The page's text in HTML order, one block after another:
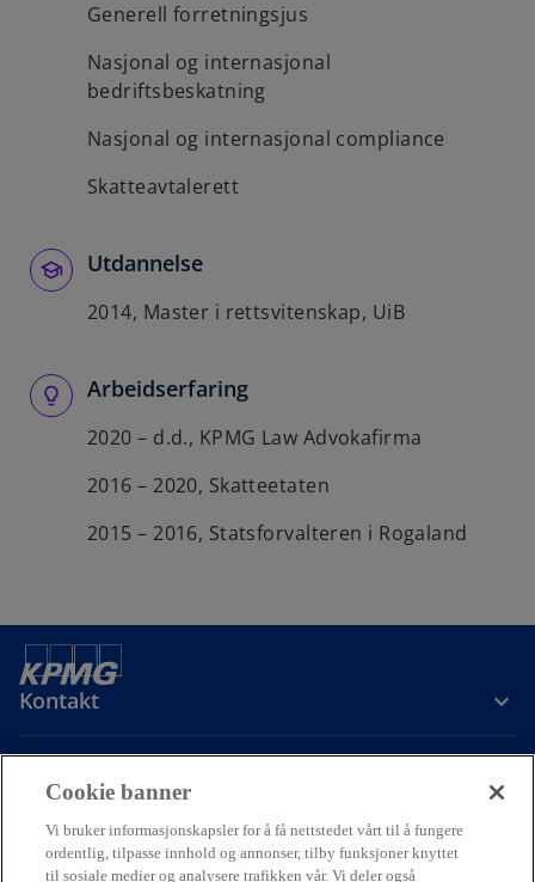
Generell forretningsjus
Nasjonal og internasjonal
bedriftsbeskatning
Nasjonal og internasjonal compliance
Skatteavtalerett
Utdannelse
2014, Master i rettsvitenskap, UiB
Arbeidserfaring
2020 – d.d., KPMG Law Advokafirma
2016 – 2020, Skatteetaten
2015 – 2016, Statsforvalteren i Rogaland
Kontakt
Om oss
Karriere
Cookie banner
Vi bruker informasjonskapsler for å få nettstedet vårt til å fungere
ordentlig, tilpasse innhold og annonser, tilby funksjoner knyttet
til sosiale medier og analysere trafikken vår. Vi deler også